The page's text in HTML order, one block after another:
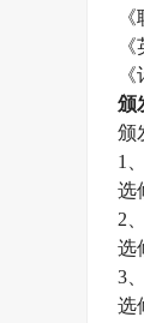
颁
颁
1
选
2
选
3
选